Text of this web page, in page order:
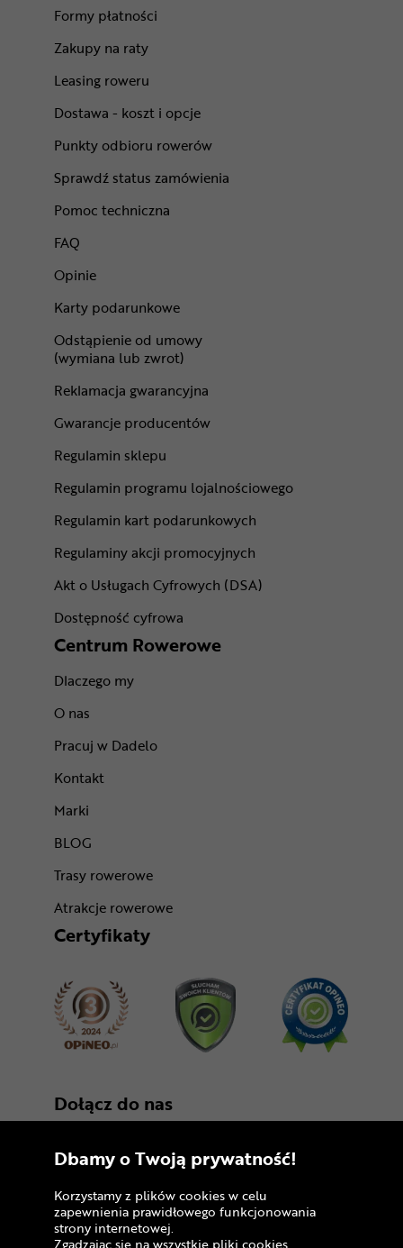
Formy płatności
Zakupy na raty
Leasing roweru
Dostawa - koszt i opcje
Punkty odbioru rowerów
Sprawdź status zamówienia
Pomoc techniczna
FAQ
Opinie
Karty podarunkowe
Odstąpienie od umowy
(wymiana lub zwrot)
Reklamacja gwarancyjna
Gwarancje producentów
Regulamin sklepu
Regulamin programu lojalnościowego
Regulamin kart podarunkowych
Regulaminy akcji promocyjnych
Akt o Usługach Cyfrowych (DSA)
Dostępność cyfrowa
Centrum Rowerowe
Dlaczego my
O nas
Pracuj w Dadelo
Kontakt
Marki
BLOG
Trasy rowerowe
Atrakcje rowerowe
Certyfikaty
Dołącz do nas
Dbamy o Twoją prywatność!
Korzystamy z plików cookies w celu
zapewnienia prawidłowego funkcjonowania
strony internetowej.
Zgadzając się na wszystkie pliki cookies